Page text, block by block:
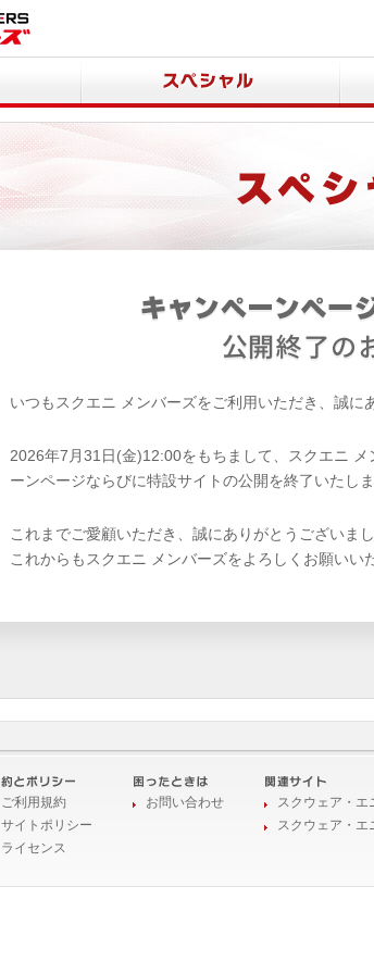
いつもスクエニ メンバーズをご利用いただき、誠に
2026年7月31日(金)12:00をもちまして、スクエニ
ーンページならびに特設サイトの公開を終了いたしま
これまでご愛顧いただき、誠にありがとうございまし
これからもスクエニ メンバーズをよろしくお願いい
ご利用規約
サイトポリシー
ライセンス
お問い合わせ
スクウェア・エ
スクウェア・エ